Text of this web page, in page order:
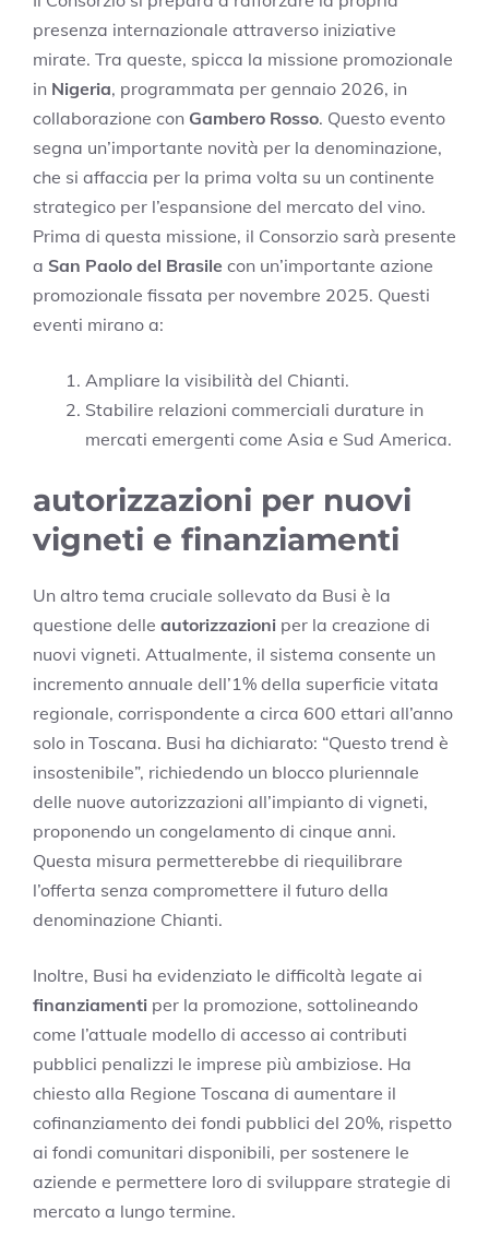
presenza internazionale attraverso iniziative
mirate. Tra queste, spicca la missione promozionale
in Nigeria, programmata per gennaio 2026, in
collaborazione con Gambero Rosso. Questo evento
segna un’importante novità per la denominazione,
che si affaccia per la prima volta su un continente
strategico per l’espansione del mercato del vino.
Prima di questa missione, il Consorzio sarà presente
a San Paolo del Brasile con un’importante azione
promozionale fissata per novembre 2025. Questi
eventi mirano a:
Ampliare la visibilità del Chianti.
Stabilire relazioni commerciali durature in
mercati emergenti come Asia e Sud America.
autorizzazioni per nuovi
vigneti e finanziamenti
Un altro tema cruciale sollevato da Busi è la
questione delle autorizzazioni per la creazione di
nuovi vigneti. Attualmente, il sistema consente un
incremento annuale dell’1% della superficie vitata
regionale, corrispondente a circa 600 ettari all’anno
solo in Toscana. Busi ha dichiarato: “Questo trend è
insostenibile”, richiedendo un blocco pluriennale
delle nuove autorizzazioni all’impianto di vigneti,
proponendo un congelamento di cinque anni.
Questa misura permetterebbe di riequilibrare
l’offerta senza compromettere il futuro della
denominazione Chianti.
Inoltre, Busi ha evidenziato le difficoltà legate ai
finanziamenti per la promozione, sottolineando
come l’attuale modello di accesso ai contributi
pubblici penalizzi le imprese più ambiziose. Ha
chiesto alla Regione Toscana di aumentare il
cofinanziamento dei fondi pubblici del 20%, rispetto
ai fondi comunitari disponibili, per sostenere le
aziende e permettere loro di sviluppare strategie di
mercato a lungo termine.